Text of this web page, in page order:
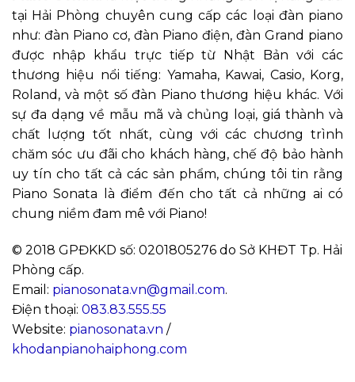
tại Hải Phòng chuyên cung cấp các loại đàn piano
như: đàn Piano cơ, đàn Piano điện, đàn Grand piano
được nhập khẩu trực tiếp từ Nhật Bản với các
thương hiệu nổi tiếng: Yamaha, Kawai, Casio, Korg,
Roland, và một số đàn Piano thương hiệu khác. Với
sự đa dạng về mẫu mã và chủng loại, giá thành và
chất lượng tốt nhất, cùng với các chương trình
chăm sóc ưu đãi cho khách hàng, chế độ bảo hành
uy tín cho tất cả các sản phẩm, chúng tôi tin rằng
Piano Sonata là điểm đến cho tất cả những ai có
chung niềm đam mê với Piano!
© 2018 GPĐKKD số: 0201805276 do Sở KHĐT Tp. Hải
Phòng cấp.
Email: pianosonata.vn@gmail.com.
Điện thoại: 083.83.555.55
Website: pianosonata.vn /
khodanpianohaiphong.com